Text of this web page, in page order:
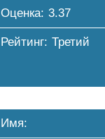
Оценка: 3.37
Рейтинг: Третий
Имя: